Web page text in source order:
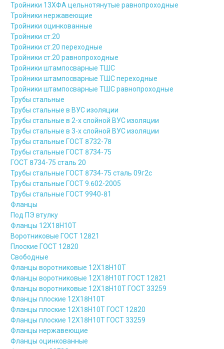
Тройники 13ХФА цельнотянутые равнопроходные
Тройники нержавеющие
Тройники оцинкованные
Тройники ст.20
Тройники ст.20 переходные
Тройники ст.20 равнопроходные
Тройники штампосварные ТШС
Тройники штампосварные ТШС переходные
Тройники штампосварные ТШС равнопроходные
Трубы стальные
Трубы стальные в ВУС изоляции
Трубы стальные в 2-х слойной ВУС изоляции
Трубы стальные в 3-х слойной ВУС изоляции
Трубы стальные ГОСТ 8732-78
Трубы стальные ГОСТ 8734-75
ГОСТ 8734-75 сталь 20
Трубы стальные ГОСТ 8734-75 сталь 09г2с
Трубы стальные ГОСТ 9.602-2005
Трубы стальные ГОСТ 9940-81
Фланцы
Под ПЭ втулку
Фланцы 12Х18Н10Т
Воротниковые ГОСТ 12821
Плоские ГОСТ 12820
Свободные
Фланцы воротниковые 12Х18Н10Т
Фланцы воротниковые 12Х18Н10Т ГОСТ 12821
Фланцы воротниковые 12Х18Н10Т ГОСТ 33259
Фланцы плоские 12Х18Н10Т
Фланцы плоские 12Х18Н10Т ГОСТ 12820
Фланцы плоские 12Х18Н10Т ГОСТ 33259
Фланцы нержавеющие
Фланцы оцинкованные